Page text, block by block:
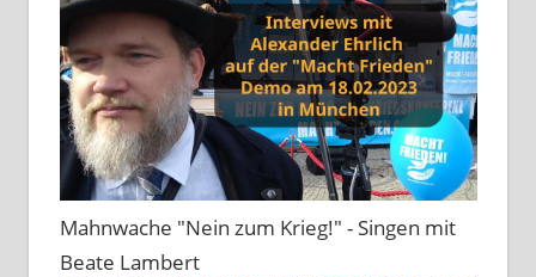
Mahnwache "Nein zum Krieg!" - Singen mit
Beate Lambert